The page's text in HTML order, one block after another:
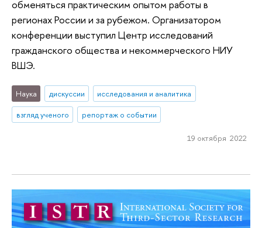
обменяться практическим опытом работы в
регионах России и за рубежом. Организатором
конференции выступил Центр исследований
гражданского общества и некоммерческого НИУ
ВШЭ.
Наука дискуссии
исследования и аналитика
взгляд ученого
репортаж о событии
19 октября 2022